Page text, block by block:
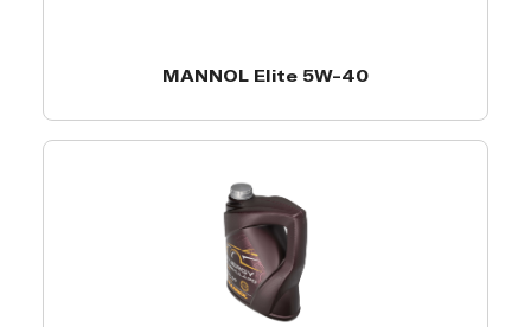
MANNOL Elite 5W-40